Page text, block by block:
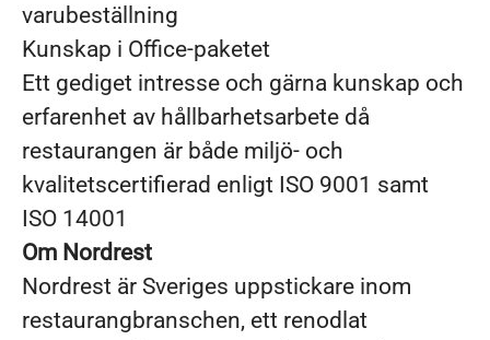
varubeställning
Kunskap i Office-paketet
Ett gediget intresse och gärna kunskap och
erfarenhet av hållbarhetsarbete då
restaurangen är både miljö- och
kvalitetscertifierad enligt ISO 9001 samt
ISO 14001
Om Nordrest
Nordrest är Sveriges uppstickare inom
restaurangbranschen, ett renodlat